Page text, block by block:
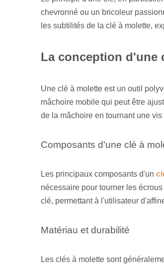
chevronné ou un bricoleur
les subtilités de la clé à molette,
La conception d'une
Une clé à molette est un outil
mâchoire mobile qui peut être
de la mâchoire en tournant une
Composants d'une clé à
Les principaux composants d'un
nécessaire pour tourner les
clé, permettant à l'utilisateur
Matériau et durabilité
Les clés à molette sont